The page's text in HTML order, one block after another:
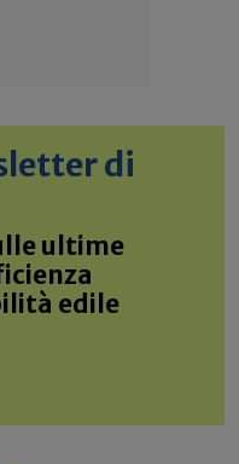
di
ultime
edile